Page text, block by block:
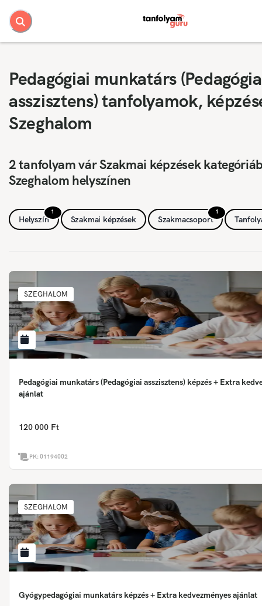
Pedagógiai munkatárs
asszisztens) tanfolyamok,
Szeghalom
2 tanfolyam vár Szakmai képzések
Szeghalom helyszínen
1
Helyszín Szakmai képzések
1
Szakmacsoport
SZEGHALOM
Pedagógiai munkatárs (Pedagógiai asszisztens) képzés + Extra
ajánlat
120 000 Ft
PK:01194002
SZEGHALOM
Gyógypedagógiai munkatárs képzés + Extra kedvezményes ajánlat